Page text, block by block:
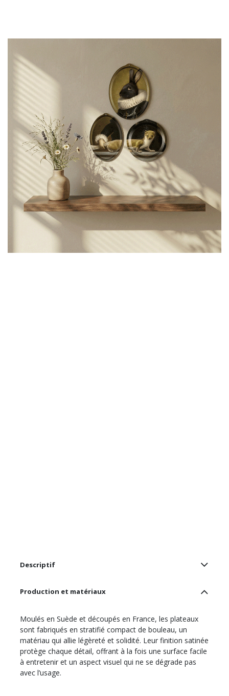
Descriptif
Production et matériaux
Moulés en Suède et découpés en France, les plateaux
sont fabriqués en stratifié compact de bouleau, un
matériau qui allie légèreté et solidité. Leur finition satinée
protège chaque détail, offrant à la fois une surface facile
à entretenir et un aspect visuel qui ne se dégrade pas
avec l’usage.